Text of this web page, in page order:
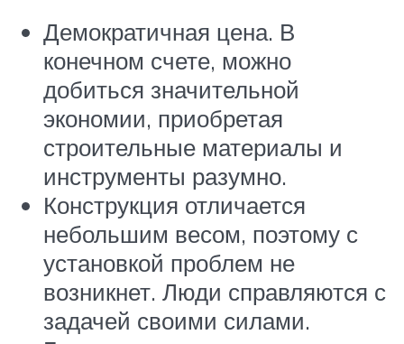
Демократичная цена. В
конечном счете, можно
добиться значительной
экономии, приобретая
строительные материалы и
инструменты разумно.
Конструкция отличается
небольшим весом, поэтому с
установкой проблем не
возникнет. Люди справляются с
задачей своими силами.